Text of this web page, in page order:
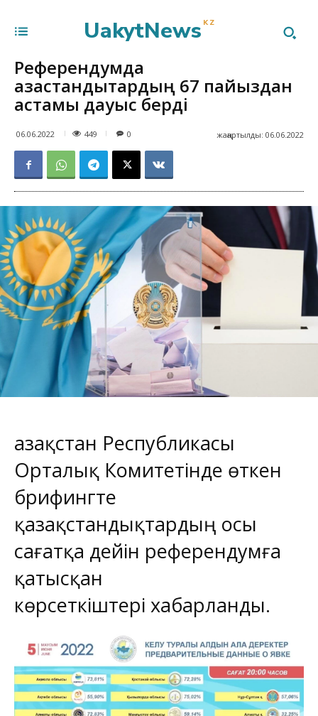
UakytNews KZ
Референдумда
қазақстандықтардың 67 пайыздан
астамы дауыс берді
06.06.2022 449 жаңартылды: 06.06.2022
0
Қазақстан Республикасы
Орталық Комитетінде өткен
брифингте
қазақстандықтардың осы
сағатқа дейін референдумға
қатысқан
көрсеткіштері хабарланды.